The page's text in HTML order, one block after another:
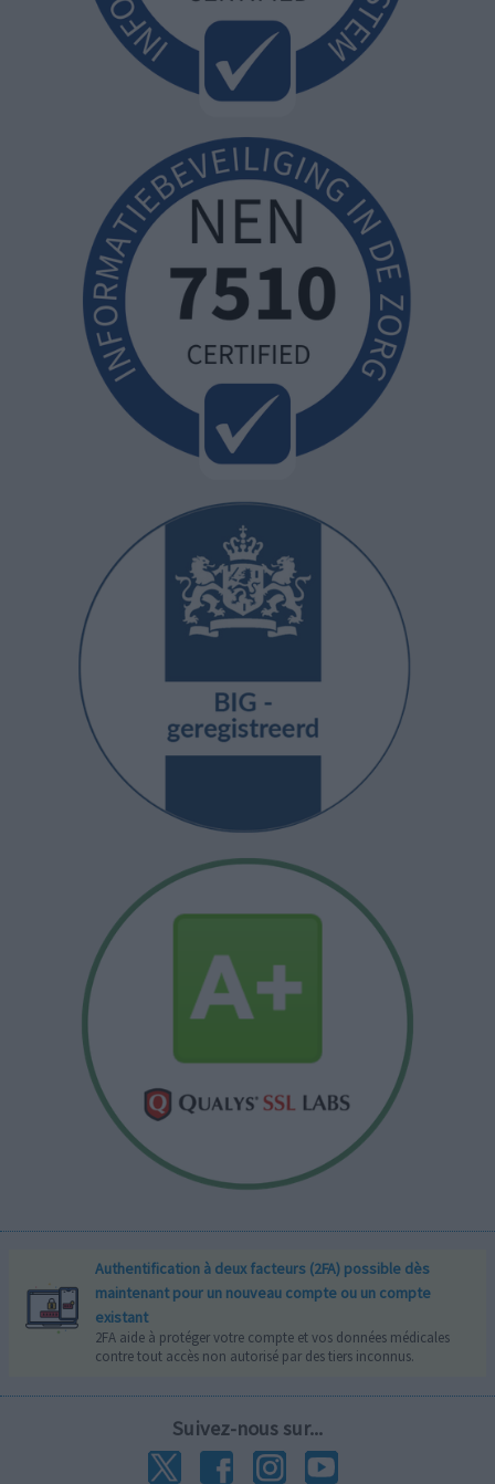
Authentification à deux facteurs (2FA) possible dès
maintenant pour un nouveau compte ou un compte
existant
2FA aide à protéger votre compte et vos données médicales
contre tout accès non autorisé par des tiers inconnus.
Suivez-nous sur...